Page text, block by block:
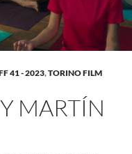
41 - 2023,TORINO FILM
MARTÍN